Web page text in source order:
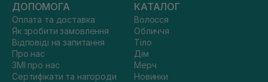
ДОПОМОГА
Оплата та доставка
Як зробити замовлення
Відповіді на запитання
Про нас
ЗМІ про нас
Сертифікати та нагороди
КАТАЛОГ
Волосся
Обличчя
Тіло
Дім
Мерч
Новинки